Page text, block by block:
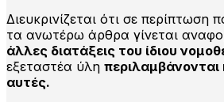
Διευκρινίζεται ότι σε περίπτωση
τα ανωτέρω άρθρα γίνεται
άλλες διατάξεις του ίδιου
εξεταστέα ύλη περιλαμβάνονται
αυτές.